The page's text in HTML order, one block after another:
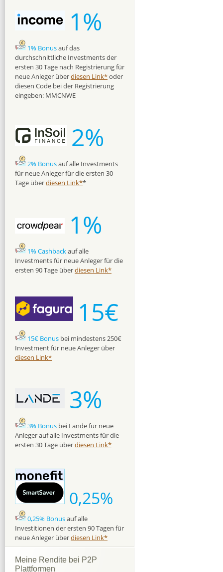
1%
1% Bonusauf das
durchschnittliche Investments der
ersten 30 Tage nach Registrierung für
neue Anleger überdiesen Link*oder
diesen Code bei der Registrierung
eingeben: MMCNWE
2%
2% Bonusauf alle Investments
für neue Anleger für die ersten 30
Tage überdiesen Link**
1%
1% Cashbackauf alle
Investments für neue Anleger für die
ersten 90 Tage überdiesen Link*
15€
15€ Bonus bei mindestens 250€
Investment für neue Anleger über
diesen Link*
3%
3% Bonus bei Lande für neue
Anleger auf alle Investments für die
ersten 30 Tage überdiesen Link*
0,25%
0,25% Bonusauf alle
Investitionen der ersten 90 Tagen für
neue Anleger überdiesen Link*
Meine Rendite bei P2P
Plattformen